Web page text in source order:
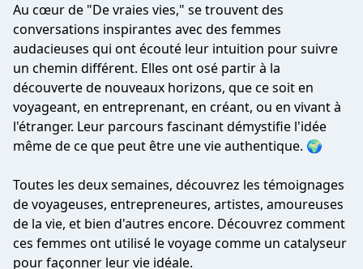
Au cœur de "De vraies vies," se trouvent des
conversations inspirantes avec des femmes
audacieuses qui ont écouté leur intuition pour suivre
un chemin différent. Elles ont osé partir à la
découverte de nouveaux horizons, que ce soit en
voyageant, en entreprenant, en créant, ou en vivant à
l'étranger. Leur parcours fascinant démystifie l'idée
même de ce que peut être une vie authentique. 🌍
Toutes les deux semaines, découvrez les témoignages
de voyageuses, entrepreneures, artistes, amoureuses
de la vie, et bien d'autres encore. Découvrez comment
ces femmes ont utilisé le voyage comme un catalyseur
pour façonner leur vie idéale.